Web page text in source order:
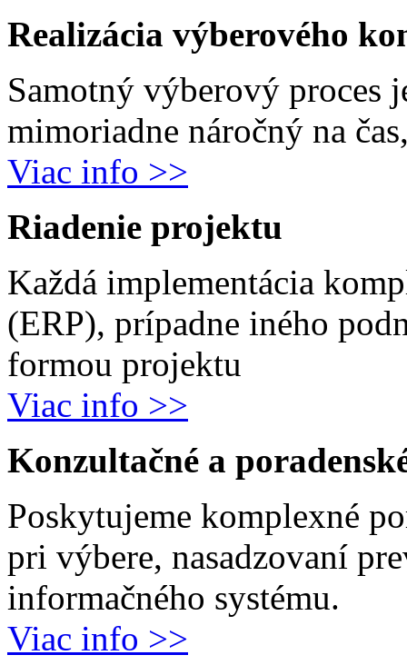
Realizácia výberového
Samotný výberový proces
mimoriadne náročný na
Viac info >>
Riadenie projektu
Každá implementácia
(ERP), prípadne iného
formou projektu
Viac info >>
Konzultačné a
Poskytujeme komplexné
pri výbere, nasadzovaní
informačného systému.
Viac info >>